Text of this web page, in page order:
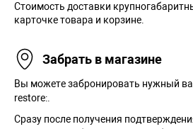
Стоимость доставки
карточке товара и корзине.
Забрать в магазине
Вы можете забронировать нужный
restore:.
Сразу после получения